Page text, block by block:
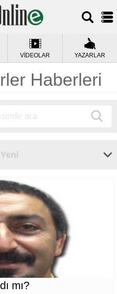
VİDEOLAR YAZARLAR
Haberleri
mı?